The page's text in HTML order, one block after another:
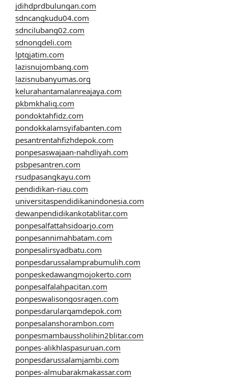
jdihdprdbulungan.com
sdncangkudu04.com
sdncilubang02.com
sdnongdeli.com
lptqjatim.com
lazisnujombang.com
lazisnubanyumas.org
kelurahantamalanreajaya.com
pkbmkhaliq.com
pondoktahfidz.com
pondokkalamsyifabanten.com
pesantrentahfizhdepok.com
ponpesaswajaan-nahdliyah.com
psbpesantren.com
rsudpasangkayu.com
pendidikan-riau.com
universitaspendidikanindonesia.com
dewanpendidikankotablitar.com
ponpesalfattahsidoarjo.com
ponpesannimahbatam.com
ponpesalirsyadbatu.com
ponpesdarussalamprabumulih.com
ponpeskedawangmojokerto.com
ponpesalfalahpacitan.com
ponpeswalisongosragen.com
ponpesdarularqamdepok.com
ponpesalanshorambon.com
ponpesmambaussholihin2blitar.com
ponpes-alikhlaspasuruan.com
ponpesdarussalamjambi.com
ponpes-almubarakmakassar.com